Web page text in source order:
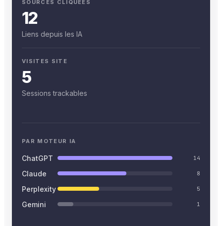
SOURCES CLIQUÉES
12
Liens depuis les IA
VISITES SITE
5
Sessions trackables
PAR MOTEUR IA
ChatGPT 14
Claude 8
Perplexity 5
Gemini 1